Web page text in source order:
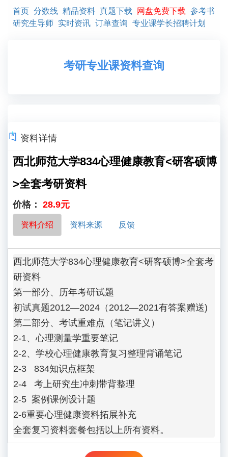
首页 分数线 精品资料 真题下载 网盘免费下载 参考书
研究生导师 实时资讯 订单查询 专业课学长招聘计划
考研专业课资料查询
资料详情
西北师范大学834心理健康教育<研客硕博
>全套考研资料
价格： 28.9元
资料介绍 资料来源 反馈
西北师范大学834心理健康教育<研客硕博>全套考
研资料
第一部分、历年考研试题
初试真题2012—2024（2012—2021有答案赠送)
第二部分、考试重难点（笔记讲义）
2-1、心理测量学重要笔记
2-2、学校心理健康教育复习整理背诵笔记
2-3   834知识点框架
2-4   考上研究生冲刺带背整理
2-5  案例课例设计题
2-6重要心理健康资料拓展补充
全套复习资料套餐包括以上所有资料。